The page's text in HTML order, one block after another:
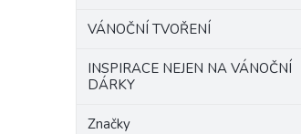
VÁNOČNÍ TVOŘENÍ
INSPIRACE NEJEN NA VÁNOČNÍ
DÁRKY
Značky